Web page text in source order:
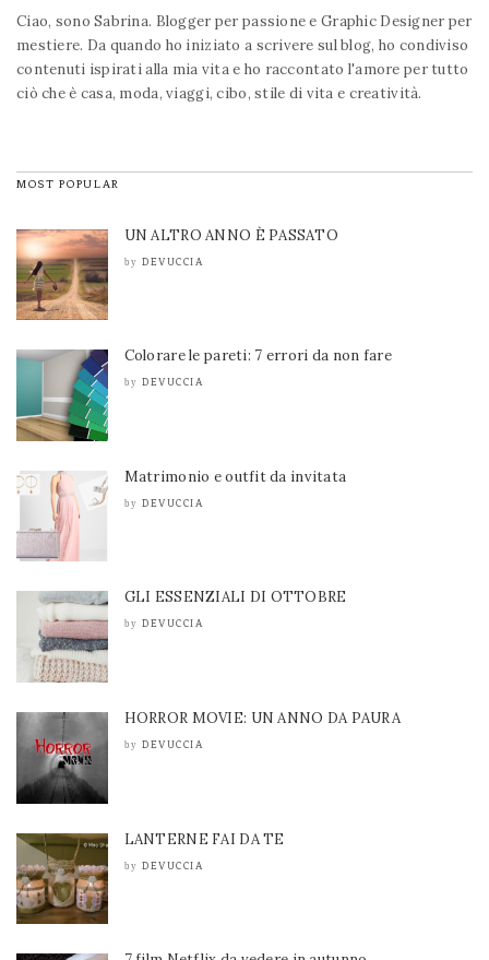
Ciao, sono Sabrina. Blogger per passione e Graphic Designer per
mestiere. Da quando ho iniziato a scrivere sul blog, ho condiviso
contenuti ispirati alla mia vita e ho raccontato l'amore per tutto
ciò che è casa, moda, viaggi, cibo, stile di vita e creatività.
MOST POPULAR
UN ALTRO ANNO È PASSATO
by DEVUCCIA
Colorare le pareti: 7 errori da non fare
by DEVUCCIA
Matrimonio e outfit da invitata
by DEVUCCIA
GLI ESSENZIALI DI OTTOBRE
by DEVUCCIA
HORROR MOVIE: UN ANNO DA PAURA
by DEVUCCIA
LANTERNE FAI DA TE
by DEVUCCIA